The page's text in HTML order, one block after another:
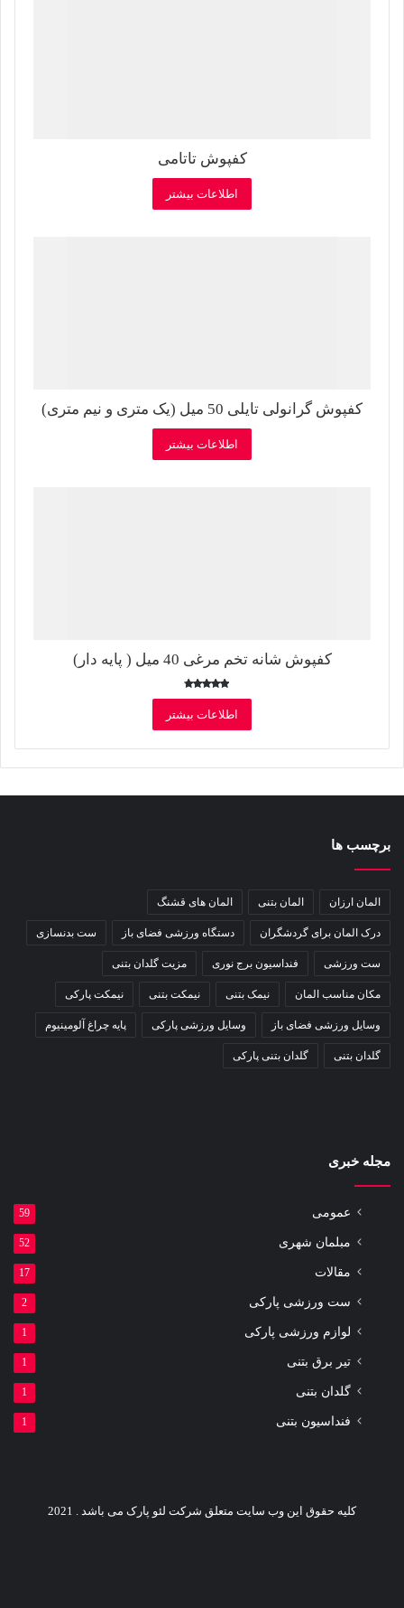
کفپوش تاتامی
اطلاعات بیشتر
کفپوش گرانولی تایلی 50 میل (یک متری و نیم متری)
اطلاعات بیشتر
کفپوش شانه تخم مرغی 40 میل ( پایه دار)
امتیاز
4.00
از 5
اطلاعات بیشتر
برچسب ها
المان ارزان المان بتنی المان های قشنگ
درک المان برای گردشگران دستگاه ورزشی فضای باز ست بدنسازی
ست ورزشی فنداسیون برج نوری مزیت گلدان بتنی
مکان مناسب المان نیمک بتنی نیمکت بتنی نیمکت پارکی
وسایل ورزشی فضای باز وسایل ورزشی پارکی پایه چراغ آلومینیوم
گلدان بتنی گلدان بتنی پارکی
مجله خبری
عمومی 59
مبلمان شهری 52
مقالات 17
ست ورزشی پارکی 2
لوازم ورزشی پارکی 1
تیر برق بتنی 1
گلدان بتنی 1
فنداسیون بتنی 1
کلیه حقوق این وب سایت متعلق شرکت لئو پارک می باشد . 2021